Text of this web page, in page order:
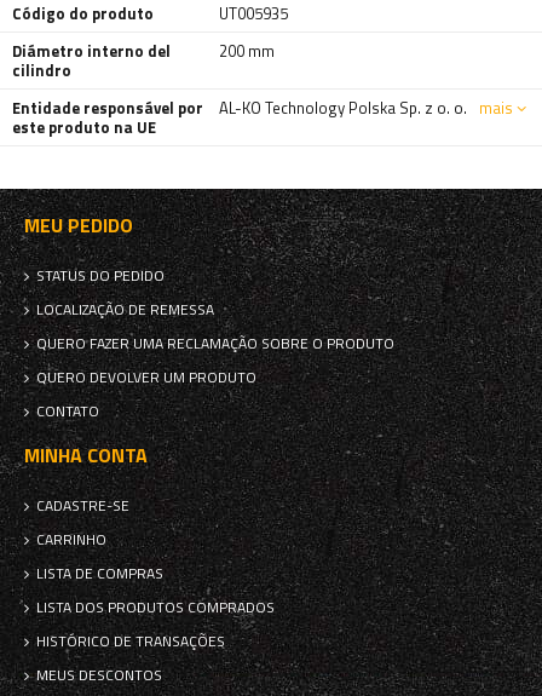
Código do produto
UT005935
Diámetro interno del
cilindro
200 mm
Entidade responsável por
este produto na UE
AL-KO Technology Polska Sp. z o. o. mais
MEU PEDIDO
STATUS DO PEDIDO
LOCALIZAÇÃO DE REMESSA
QUERO FAZER UMA RECLAMAÇÃO SOBRE O PRODUTO
QUERO DEVOLVER UM PRODUTO
CONTATO
MINHA CONTA
CADASTRE-SE
CARRINHO
LISTA DE COMPRAS
LISTA DOS PRODUTOS COMPRADOS
HISTÓRICO DE TRANSAÇÕES
MEUS DESCONTOS